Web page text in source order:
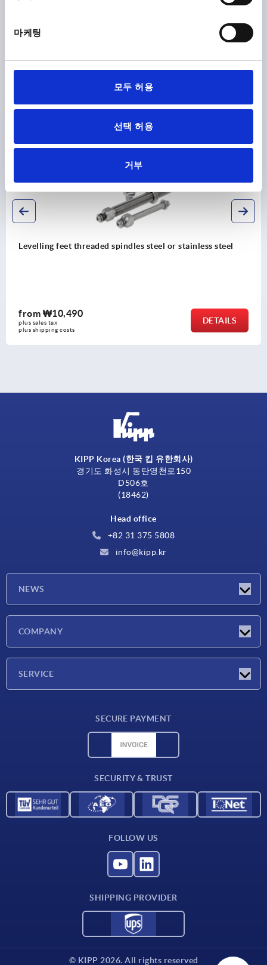
마케팅
모두 허용
선택 허용
거부
DOWNLOADS
Discover our product range
feet threaded spindles steel or stainless steel
₩10,490
tax
costs
KIPP Korea (한국 킵 유한회사)
경기도 화성시 동탄영천로150
D506호
(18462)
Head office
+82 31 375 5808
info@kipp.kr
NEWS
COMPANY
SERVICE
SECURE PAYMENT
SECURITY & TRUST
FOLLOW US
SHIPPING PROVIDER
© KIPP 2026. All rights reserved